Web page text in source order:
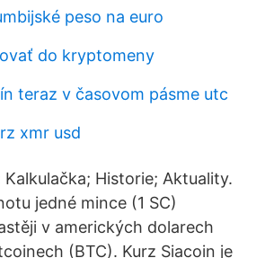
peso na euro
do kryptomeny
teraz v časovom pásme utc
xmr usd
Kalkulačka; Historie; Aktuality.
jedné mince (1 SC)
v amerických dolarech
(BTC). Kurz Siacoin je